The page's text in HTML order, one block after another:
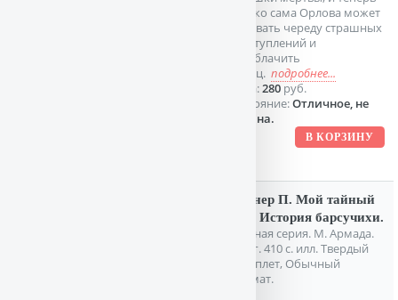
только сама Орлова может
прервать череду страшных
преступлений и
разоблачить
убийц. подробнее...
Цена:280руб.
Состояние:Отличное, не
читана.
Киднер П. Мой тайный
мир. История барсучихи.
Зеленая серия. М. Армада.
1997г. 410 с. илл. Твердый
переплет, Обычный
формат.